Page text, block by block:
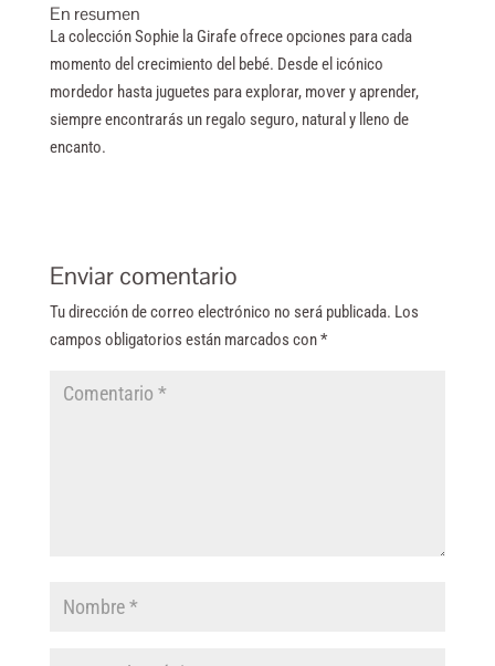
En resumen
La colecciónSophie la Girafeofrece opciones para cada
momento del crecimiento del bebé. Desde el icónico
mordedor hasta juguetes para explorar, mover y aprender,
siempre encontrarás un regalo seguro, natural y lleno de
encanto.
Enviar comentario
Tu dirección de correo electrónico no será publicada. Los
campos obligatorios están marcados con*